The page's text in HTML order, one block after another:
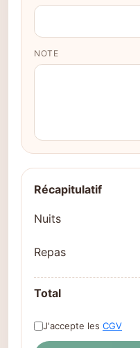
NOTE
Récapitulatif
Nuits
Repas
Total
J'accepte les CGV